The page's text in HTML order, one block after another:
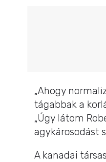
„Ahogy
tágabbak a
„Úgy látom
agykárosodást
A kanadai